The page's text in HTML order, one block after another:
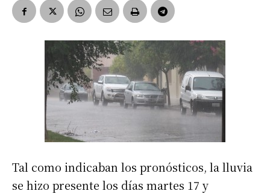
Tal como indicaban los pronósticos, la lluvia
se hizo presente los días martes 17 y